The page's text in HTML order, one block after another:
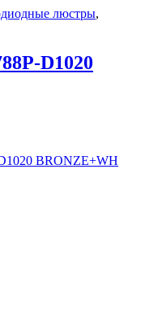
люстры,
D1020
BRONZE+WH